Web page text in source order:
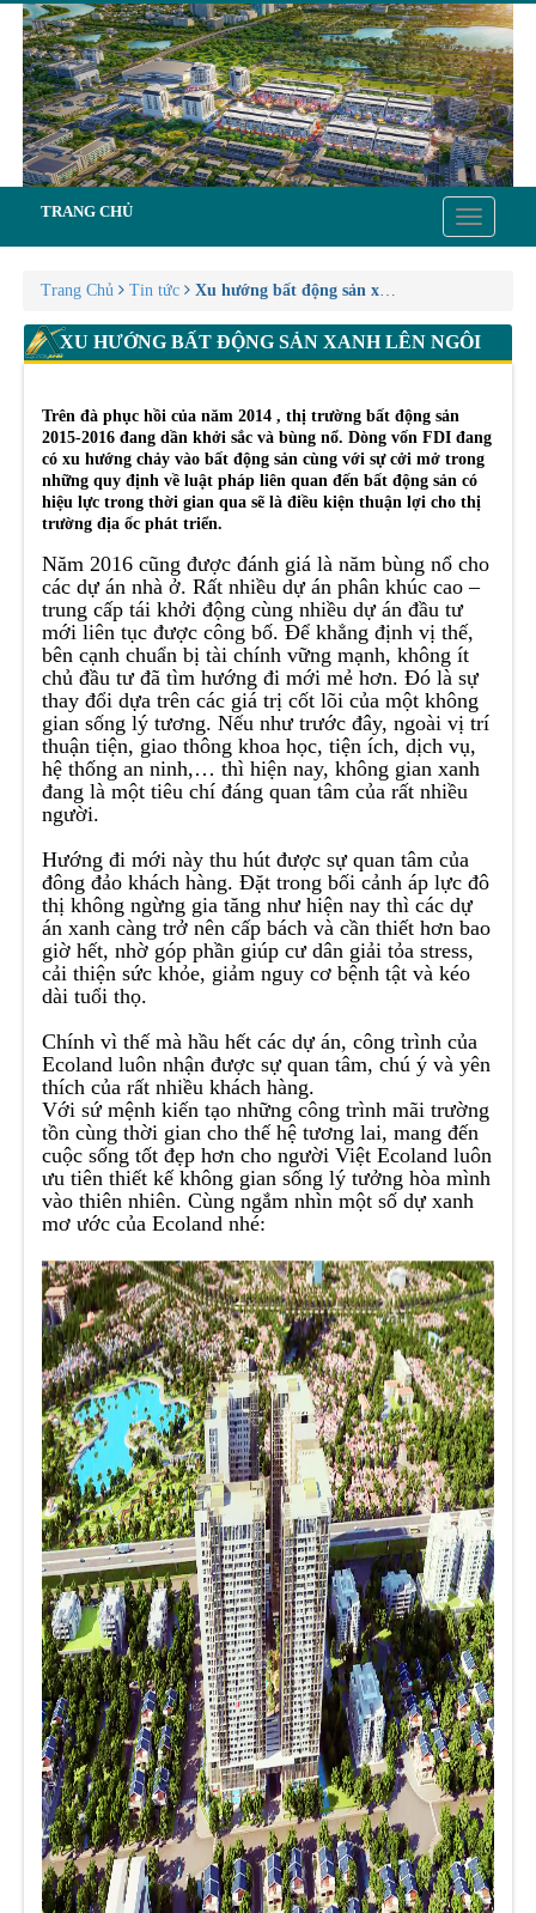
Toggle
TRANG CHỦ
Trang Chủ Tin tức Xu hướng bất động sản xanh lên ngôi
XU HƯỚNG BẤT ĐỘNG SẢN XANH LÊN NGÔI
Trên đà phục hồi của năm 2014 , thị trường bất động sản
2015-2016 đang dần khởi sắc và bùng nổ. Dòng vốn FDI đang
có xu hướng chảy vào bất động sản cùng với sự cởi mở trong
những quy định về luật pháp liên quan đến bất động sản có
hiệu lực trong thời gian qua sẽ là điều kiện thuận lợi cho thị
trường địa ốc phát triển.
Năm 2016 cũng được đánh giá là năm bùng nổ cho
các dự án nhà ở. Rất nhiều dự án phân khúc cao –
trung cấp tái khởi động cùng nhiều dự án đầu tư
mới liên tục được công bố. Để khẳng định vị thế,
bên cạnh chuẩn bị tài chính vững mạnh, không ít
chủ đầu tư đã tìm hướng đi mới mẻ hơn. Đó là sự
thay đổi dựa trên các giá trị cốt lõi của một không
gian sống lý tương. Nếu như trước đây, ngoài vị trí
thuận tiện, giao thông khoa học, tiện ích, dịch vụ,
hệ thống an ninh,… thì hiện nay, không gian xanh
đang là một tiêu chí đáng quan tâm của rất nhiều
người.
Hướng đi mới này thu hút được sự quan tâm của
đông đảo khách hàng. Đặt trong bối cảnh áp lực đô
thị không ngừng gia tăng như hiện nay thì các dự
án xanh càng trở nên cấp bách và cần thiết hơn bao
giờ hết, nhờ góp phần giúp cư dân giải tỏa stress,
cải thiện sức khỏe, giảm nguy cơ bệnh tật và kéo
dài tuổi thọ.
Chính vì thế mà hầu hết các dự án, công trình của
Ecoland luôn nhận được sự quan tâm, chú ý và yên
thích của rất nhiều khách hàng.
Với sứ mệnh kiến tạo những công trình mãi trường
tồn cùng thời gian cho thế hệ tương lai, mang đến
cuộc sống tốt đẹp hơn cho người Việt Ecoland luôn
ưu tiên thiết kế không gian sống lý tưởng hòa mình
vào thiên nhiên. Cùng ngắm nhìn một số dự xanh
mơ ước của Ecoland nhé: